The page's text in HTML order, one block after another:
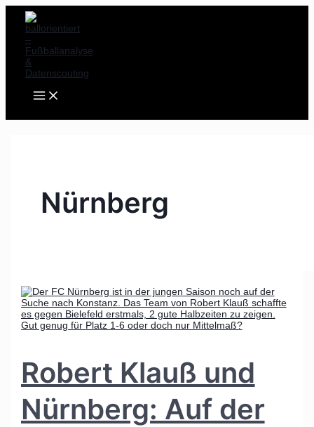
Zum
Inhalt
springen
MENU
Nürnberg
Robert Klauß und
Nürnberg: Auf der
Robert
Klauß
und
Nürnberg:
Auf
der
Suche
Konstanz
St.
Pauli
bezwingt
den
Club
in
15
Analyse